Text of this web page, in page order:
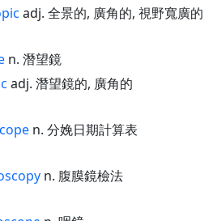
adj. 全景的, 廣角的, 視野寬廣的
n. 潛望鏡
adj. 潛望鏡的, 廣角的
n. 分娩日期計算表
n. 腹膜鏡檢法